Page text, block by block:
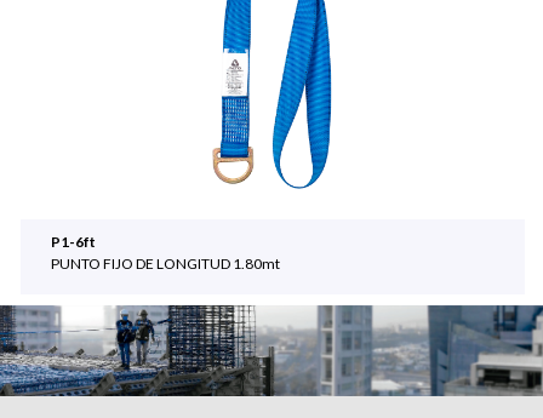
P1-6ft
PUNTO FIJO DE LONGITUD 1.80mt